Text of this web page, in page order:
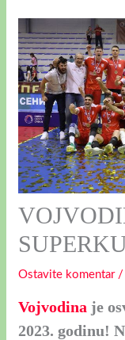
садржај
Ostavite komentar
Vojvodina je
2023. godinu!